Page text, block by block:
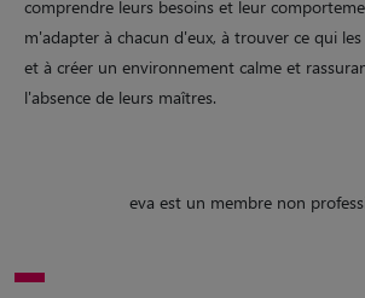
comprendre leurs besoins et leur
m'adapter à chacun d'eux, à trouver ce qui
et à créer un environnement calme et
l'absence de leurs maîtres.
eva est un membre non